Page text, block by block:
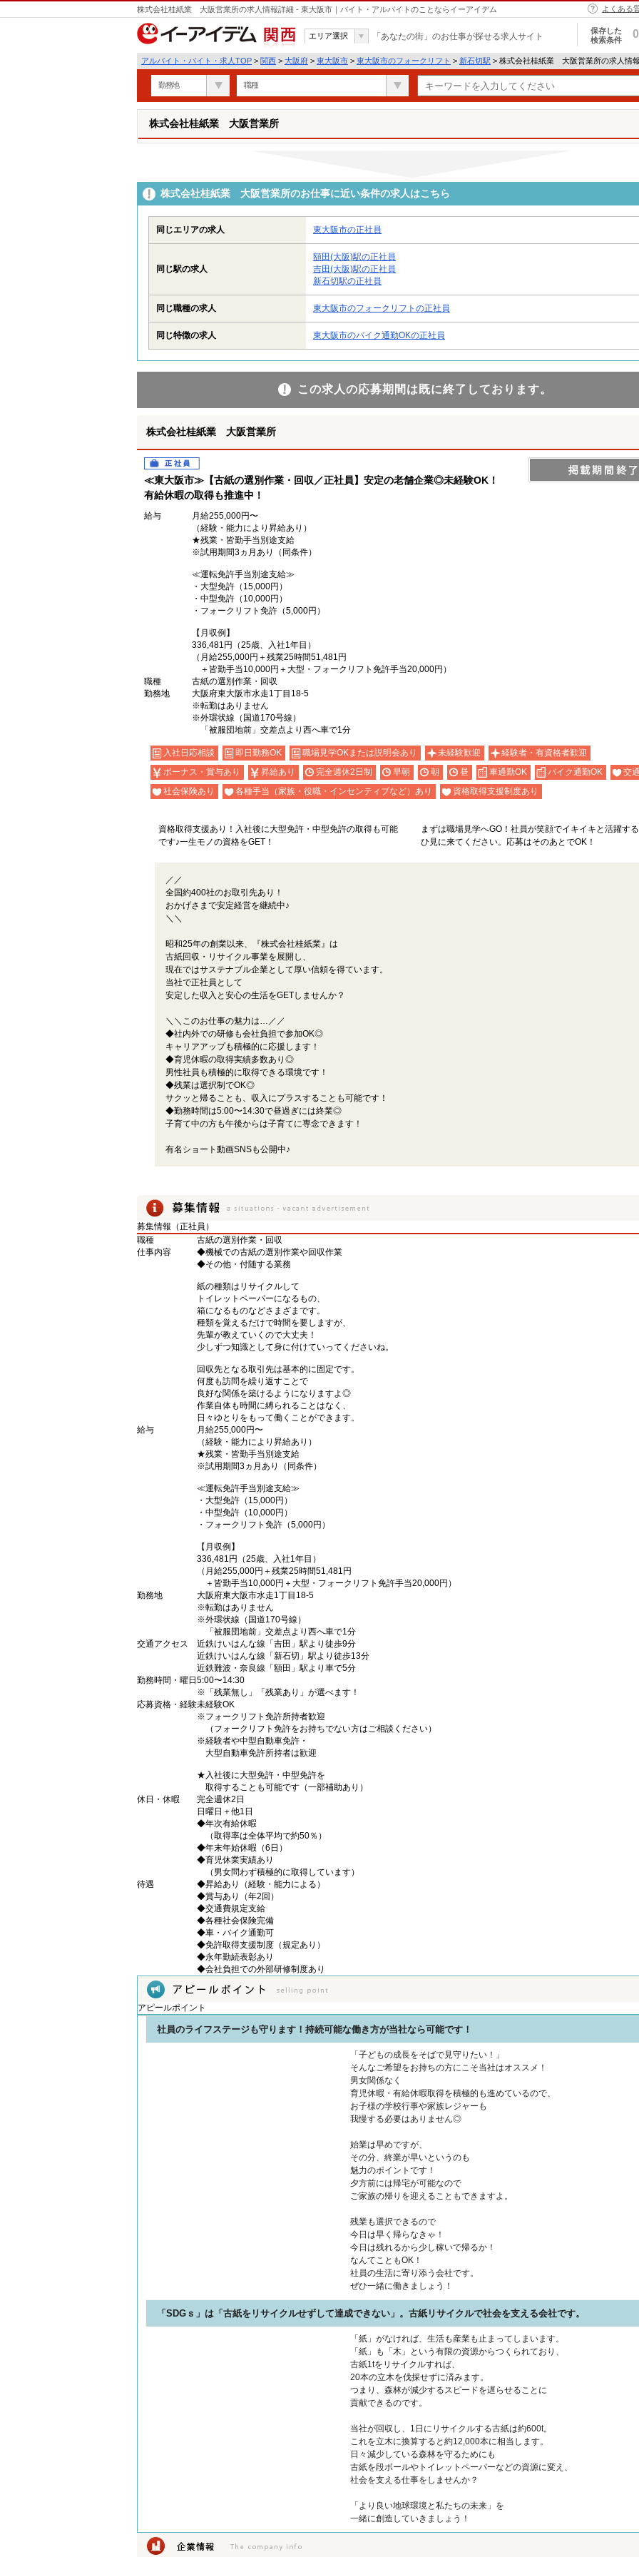
株式会社桂紙業 大阪営業所の求人情報詳細 - 東大阪市｜バイト・アルバイトのことならイーアイデム よくある
関西
エリア選択 「あなたの街」のお仕事が探せる求人サイト
保存した
検索条件
0
アルバイト・バイト・求人TOP > 関西 > 大阪府 > 東大阪市 > 東大阪市のフォークリフト > 新石切駅 > 株式会社桂紙業 大阪営業所の求人情
勤務地 職種
株式会社桂紙業 大阪営業所
株式会社桂紙業 大阪営業所のお仕事に近い条件の求人はこちら
同じエリアの求人 東大阪市の正社員
同じ駅の求人
額田(大阪)駅の正社員
吉田(大阪)駅の正社員
新石切駅の正社員
同じ職種の求人 東大阪市のフォークリフトの正社員
同じ特徴の求人 東大阪市のバイク通勤OKの正社員
この求人の応募期間は既に終了しております。
株式会社桂紙業 大阪営業所
正社員
≪東大阪市≫【古紙の選別作業・回収／正社員】安定の老舗企業◎未経験OK！
有給休暇の取得も推進中！
給与
月給255,000円〜
（経験・能力により昇給あり）
★残業・皆勤手当別途支給
※試用期間3ヵ月あり（同条件）
≪運転免許手当別途支給≫
・大型免許（15,000円）
・中型免許（10,000円）
・フォークリフト免許（5,000円）
【月収例】
336,481円（25歳、入社1年目）
（月給255,000円＋残業25時間51,481円
＋皆勤手当10,000円＋大型・フォークリフト免許手当20,000円）
職種
古紙の選別作業・回収
勤務地
大阪府東大阪市水走1丁目18-5
※転勤はありません
※外環状線（国道170号線）
「被服団地前」交差点より西へ車で1分
入社日応相談 即日勤務OK 職場見学OKまたは説明会あり 未経験歓迎
経験者・有資格者歓迎
ボーナス・賞与あり
昇給あり 完全週休2日制 早朝 朝 昼 車通勤OK バイク通勤OK
交
社会保険あり
各種手当（家族・役職・インセンティブなど）あり 資格取得支援制度あり
資格取得支援あり！入社後に大型免許・中型免許の取得も可能
です♪一生モノの資格をGET！
まずは職場見学へGO！社員が笑顔でイキイキと活躍す
ひ見に来てください。応募はそのあとでOK！
／／
全国約400社のお取引先あり！
おかげさまで安定経営を継続中♪
＼＼
昭和25年の創業以来、『株式会社桂紙業』は
古紙回収・リサイクル事業を展開し、
現在ではサステナブル企業として厚い信頼を得ています。
当社で正社員として
安定した収入と安心の生活をGETしませんか？
＼＼このお仕事の魅力は…／／
◆社内外での研修も会社負担で参加OK◎
キャリアアップも積極的に応援します！
◆育児休暇の取得実績多数あり◎
男性社員も積極的に取得できる環境です！
◆残業は選択制でOK◎
サクッと帰ることも、収入にプラスすることも可能です！
◆勤務時間は5:00〜14:30で昼過ぎには終業◎
子育て中の方も午後からは子育てに専念できます！
有名ショート動画SNSも公開中♪
募集情報（正社員）
職種
古紙の選別作業・回収
仕事内容
◆機械での古紙の選別作業や回収作業
◆その他・付随する業務
紙の種類はリサイクルして
トイレットペーパーになるもの、
箱になるものなどさまざまです。
種類を覚えるだけで時間を要しますが、
先輩が教えていくので大丈夫！
少しずつ知識として身に付けていってくださいね。
回収先となる取引先は基本的に固定です。
何度も訪問を繰り返すことで
良好な関係を築けるようになりますよ◎
作業自体も時間に縛られることはなく、
日々ゆとりをもって働くことができます。
給与
月給255,000円〜
（経験・能力により昇給あり）
★残業・皆勤手当別途支給
※試用期間3ヵ月あり（同条件）
≪運転免許手当別途支給≫
・大型免許（15,000円）
・中型免許（10,000円）
・フォークリフト免許（5,000円）
【月収例】
336,481円（25歳、入社1年目）
（月給255,000円＋残業25時間51,481円
＋皆勤手当10,000円＋大型・フォークリフト免許手当20,000円）
勤務地
大阪府東大阪市水走1丁目18-5
※転勤はありません
※外環状線（国道170号線）
「被服団地前」交差点より西へ車で1分
交通アクセス
近鉄けいはんな線「吉田」駅より徒歩9分
近鉄けいはんな線「新石切」駅より徒歩13分
近鉄難波・奈良線「額田」駅より車で5分
勤務時間・曜日 5:00〜14:30
※「残業無し」「残業あり」が選べます！
応募資格・経験未経験OK
※フォークリフト免許所持者歓迎
（フォークリフト免許をお持ちでない方はご相談ください）
※経験者や中型自動車免許・
大型自動車免許所持者は歓迎
★入社後に大型免許・中型免許を
取得することも可能です（一部補助あり）
休日・休暇
完全週休2日
日曜日＋他1日
◆年次有給休暇
（取得率は全体平均で約50％）
◆年末年始休暇（6日）
◆育児休業実績あり
（男女問わず積極的に取得しています）
待遇
◆昇給あり（経験・能力による）
◆賞与あり（年2回）
◆交通費規定支給
◆各種社会保険完備
◆車・バイク通勤可
◆免許取得支援制度（規定あり）
◆永年勤続表彰あり
◆会社負担での外部研修制度あり
アピールポイント
社員のライフステージも守ります！持続可能な働き方が当社なら可能です！
「子どもの成長をそばで見守りたい！」
そんなご希望をお持ちの方にこそ当社はオススメ！
男女関係なく
育児休暇・有給休暇取得を積極的も進めているので、
お子様の学校行事や家族レジャーも
我慢する必要はありません◎
始業は早めですが、
その分、終業が早いというのも
魅力のポイントです！
夕方前には帰宅が可能なので
ご家族の帰りを迎えることもできますよ。
残業も選択できるので
今日は早く帰らなきゃ！
今日は残れるから少し稼いで帰るか！
なんてこともOK！
社員の生活に寄り添う会社です。
ぜひ一緒に働きましょう！
「SDGｓ」は「古紙をリサイクルせずして達成できない」。古紙リサイクルで社会を支える会社です。
「紙」がなければ、生活も産業も止まってしまいます。
「紙」も「木」という有限の資源からつくられており、
古紙1tをリサイクルすれば、
20本の立木を伐採せずに済みます。
つまり、森林が減少するスピードを遅らせることに
貢献できるのです。
当社が回収し、1日にリサイクルする古紙は約600t。
これを立木に換算すると約12,000本に相当します。
日々減少している森林を守るためにも
古紙を段ボールやトイレットペーパーなどの資源に変え、
社会を支える仕事をしませんか？
「より良い地球環境と私たちの未来」を
一緒に創造していきましょう！